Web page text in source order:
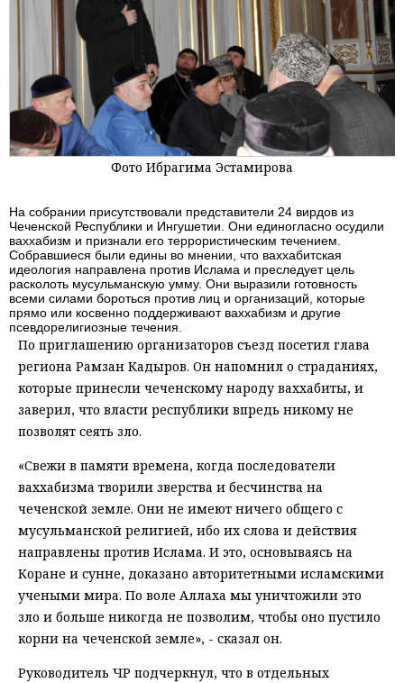
Фото Ибрагима Эстамирова
На собрании присутствовали представители 24 вирдов из
Чеченской Республики и Ингушетии. Они единогласно осудили
ваххабизм и признали его террористическим течением.
Собравшиеся были едины во мнении, что ваххабитская
идеология направлена против Ислама и преследует цель
расколоть мусульманскую умму. Они выразили готовность
всеми силами бороться против лиц и организаций, которые
прямо или косвенно поддерживают ваххабизм и другие
псевдорелигиозные течения.
По приглашению организаторов съезд посетил глава
региона Рамзан Кадыров. Он напомнил о страданиях,
которые принесли чеченскому народу ваххабиты, и
заверил, что власти республики впредь никому не
позволят сеять зло.
«Свежи в памяти времена, когда последователи
ваххабизма творили зверства и бесчинства на
чеченской земле. Они не имеют ничего общего с
мусульманской религией, ибо их слова и действия
направлены против Ислама. И это, основываясь на
Коране и сунне, доказано авторитетными исламскими
учеными мира. По воле Аллаха мы уничтожили это
зло и больше никогда не позволим, чтобы оно пустило
корни на чеченской земле», - сказал он.
Руководитель ЧР подчеркнул, что в отдельных